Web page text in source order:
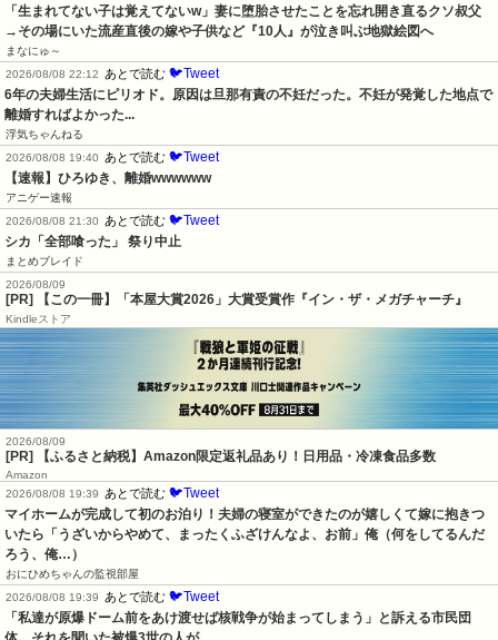
「生まれてない子は覚えてないw」妻に堕胎させたことを忘れ開き直るクソ叔父
→その場にいた流産直後の嫁や子供など『10人』が泣き叫ぶ地獄絵図へ
まなにゅ～
2026/08/08 22:12
あとで読む 🐦Tweet
6年の夫婦生活にピリオド。原因は旦那有責の不妊だった。不妊が発覚した地点で
離婚すればよかった...
浮気ちゃんねる
2026/08/08 19:40
あとで読む 🐦Tweet
【速報】ひろゆき、離婚wwwwww
アニゲー速報
2026/08/08 21:30
あとで読む 🐦Tweet
シカ「全部喰った」 祭り中止
まとめブレイド
2026/08/09
[PR] 【この一冊】「本屋大賞2026」大賞受賞作『イン・ザ・メガチャーチ』
Kindleストア
2026/08/09
[PR] 【ふるさと納税】Amazon限定返礼品あり！日用品・冷凍食品多数
Amazon
2026/08/08 19:39
あとで読む 🐦Tweet
マイホームが完成して初のお泊り！夫婦の寝室ができたのが嬉しくて嫁に抱きつ
いたら「うざいからやめて、まったくふざけんなよ、お前」俺（何をしてるんだ
ろう、俺…）
おにひめちゃんの監視部屋
2026/08/08 19:39
あとで読む 🐦Tweet
「私達が原爆ドーム前をあけ渡せば核戦争が始まってしまう」と訴える市民団